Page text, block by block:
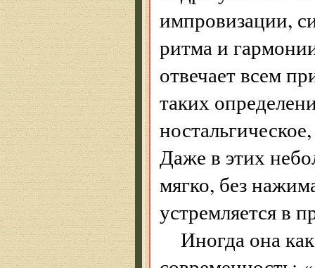
импровизации,
ритма и
отвечает всем
таких
Даже в этих
мягко, без
устремляется в
Иногда она